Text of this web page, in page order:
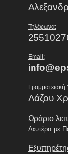
Τηλέφωνα:
Email:
Γραμματειακή
Λάζου
Ωράριο
Δευτέρα με